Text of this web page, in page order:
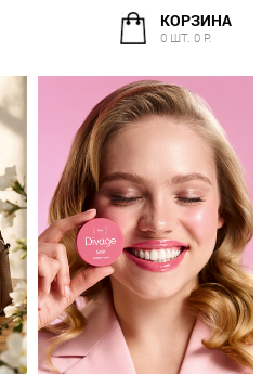
КОРЗИНА
0 ШТ. 0 Р.